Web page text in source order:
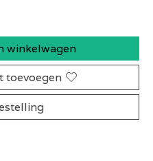
winkelwagen
toevoegen